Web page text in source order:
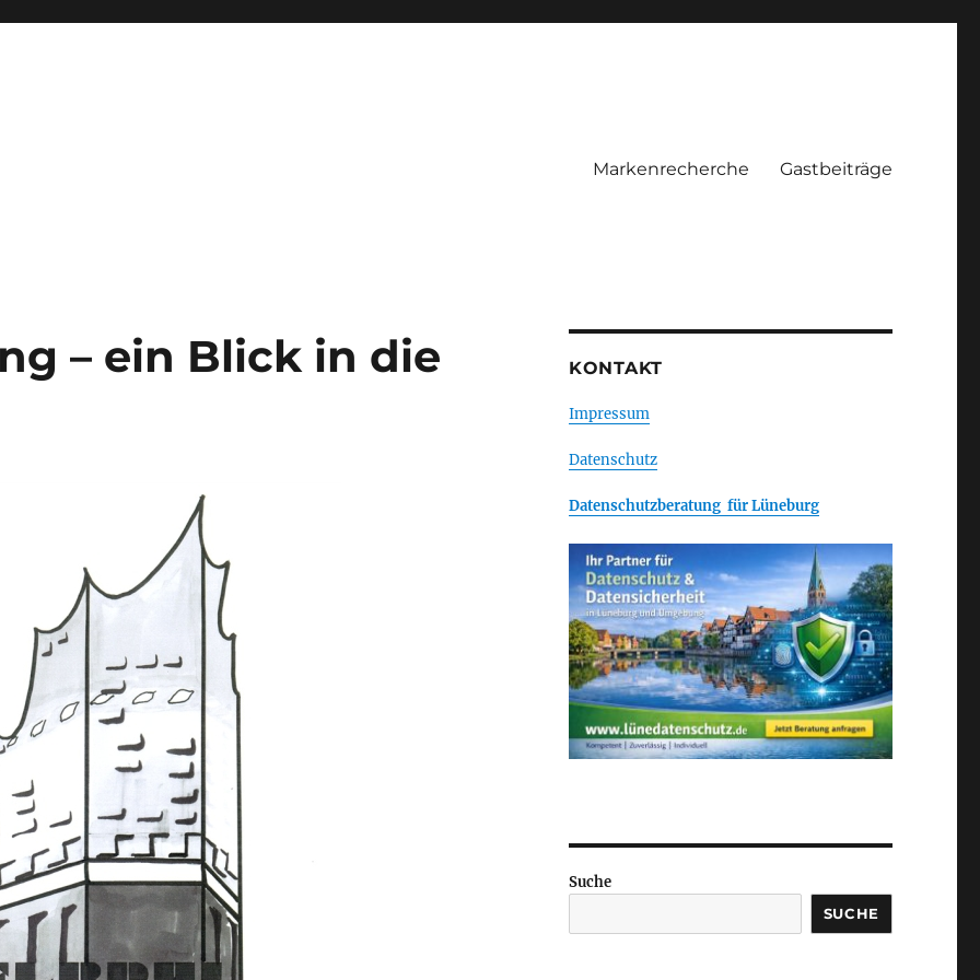
Markenrecherche Gastbeiträge
– ein Blick in die
KONTAKT
Impressum
Datenschutz
Datenschutzberatung für Lüneburg
Suche
SUCHE